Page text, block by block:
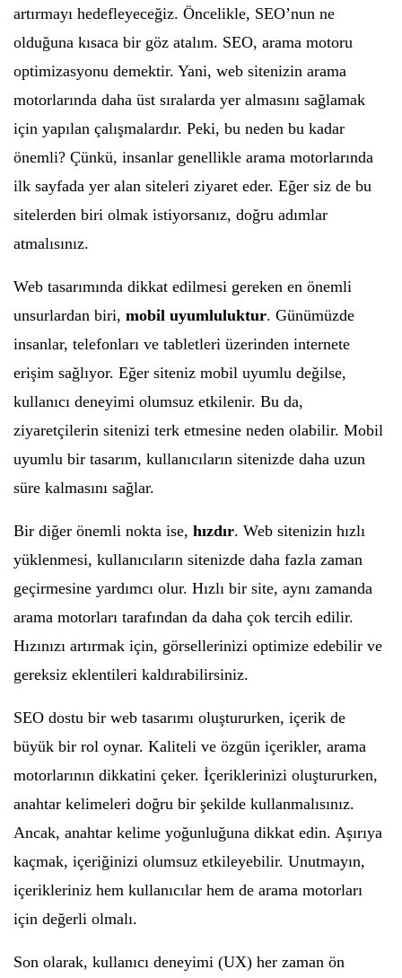
artırmayı hedefleyeceğiz. Öncelikle, SEO’nun ne
olduğuna kısaca bir göz atalım. SEO, arama motoru
optimizasyonu demektir. Yani, web sitenizin arama
motorlarında daha üst sıralarda yer almasını sağlamak
için yapılan çalışmalardır. Peki, bu neden bu kadar
önemli? Çünkü, insanlar genellikle arama motorlarında
ilk sayfada yer alan siteleri ziyaret eder. Eğer siz de bu
sitelerden biri olmak istiyorsanız, doğru adımlar
atmalısınız.
Web tasarımında dikkat edilmesi gereken en önemli
unsurlardan biri, mobil uyumluluktur. Günümüzde
insanlar, telefonları ve tabletleri üzerinden internete
erişim sağlıyor. Eğer siteniz mobil uyumlu değilse,
kullanıcı deneyimi olumsuz etkilenir. Bu da,
ziyaretçilerin sitenizi terk etmesine neden olabilir. Mobil
uyumlu bir tasarım, kullanıcıların sitenizde daha uzun
süre kalmasını sağlar.
Bir diğer önemli nokta ise, hızdır. Web sitenizin hızlı
yüklenmesi, kullanıcıların sitenizde daha fazla zaman
geçirmesine yardımcı olur. Hızlı bir site, aynı zamanda
arama motorları tarafından da daha çok tercih edilir.
Hızınızı artırmak için, görsellerinizi optimize edebilir ve
gereksiz eklentileri kaldırabilirsiniz.
SEO dostu bir web tasarımı oluştururken, içerik de
büyük bir rol oynar. Kaliteli ve özgün içerikler, arama
motorlarının dikkatini çeker. İçeriklerinizi oluştururken,
anahtar kelimeleri doğru bir şekilde kullanmalısınız.
Ancak, anahtar kelime yoğunluğuna dikkat edin. Aşırıya
kaçmak, içeriğinizi olumsuz etkileyebilir. Unutmayın,
içerikleriniz hem kullanıcılar hem de arama motorları
için değerli olmalı.
Son olarak, kullanıcı deneyimi (UX) her zaman ön